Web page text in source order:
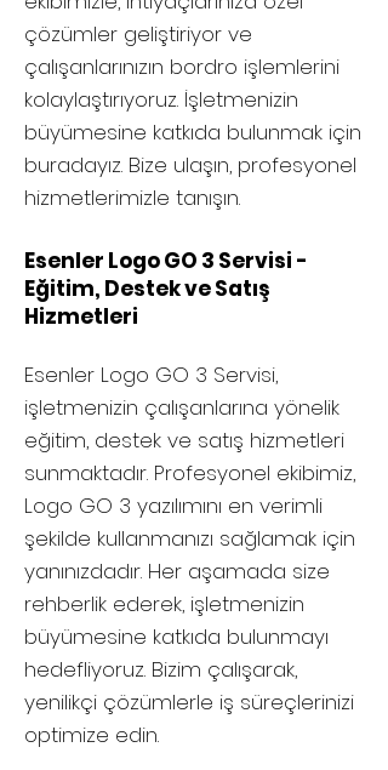
çözümler geliştiriyor ve
çalışanlarınızın bordro işlemlerini
kolaylaştırıyoruz. İşletmenizin
büyümesine katkıda bulunmak için
buradayız. Bize ulaşın, profesyonel
hizmetlerimizle tanışın.
Esenler Logo GO 3 Servisi -
Eğitim, Destek ve Satış
Hizmetleri
Esenler Logo GO 3 Servisi,
işletmenizin çalışanlarına yönelik
eğitim, destek ve satış hizmetleri
sunmaktadır. Profesyonel ekibimiz,
Logo GO 3 yazılımını en verimli
şekilde kullanmanızı sağlamak için
yanınızdadır. Her aşamada size
rehberlik ederek, işletmenizin
büyümesine katkıda bulunmayı
hedefliyoruz. Bizim çalışarak,
yenilikçi çözümlerle iş süreçlerinizi
optimize edin.